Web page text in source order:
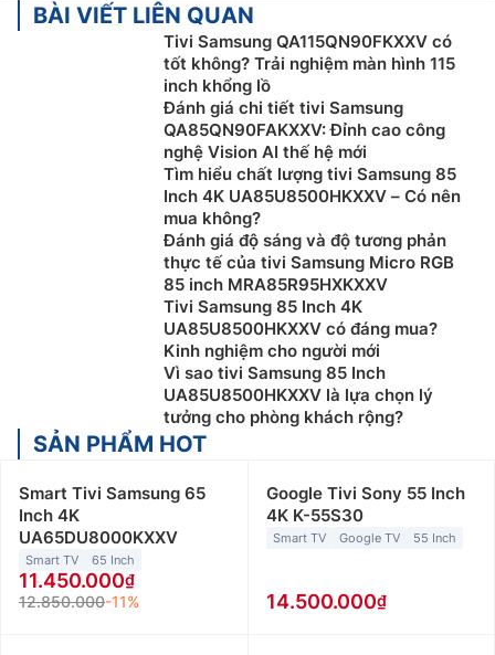
BÀI VIẾT LIÊN QUAN
Tivi Samsung QA115QN90FKXXV có
tốt không? Trải nghiệm màn hình 115
inch khổng lồ
Đánh giá chi tiết tivi Samsung
QA85QN90FAKXXV: Đỉnh cao công
nghệ Vision AI thế hệ mới
Tìm hiểu chất lượng tivi Samsung 85
Inch 4K UA85U8500HKXXV – Có nên
mua không?
Đánh giá độ sáng và độ tương phản
thực tế của tivi Samsung Micro RGB
85 inch MRA85R95HXKXXV
Tivi Samsung 85 Inch 4K
UA85U8500HKXXV có đáng mua?
Kinh nghiệm cho người mới
Vì sao tivi Samsung 85 Inch
UA85U8500HKXXV là lựa chọn lý
tưởng cho phòng khách rộng?
SẢN PHẨM HOT
Smart Tivi Samsung 65
Inch 4K
UA65DU8000KXXV
Smart TV 65 Inch
11.450.000
12.850.000-11%
Google Tivi Sony 55 Inch
4K K-55S30
Smart TV Google TV 55 Inch
14.500.000